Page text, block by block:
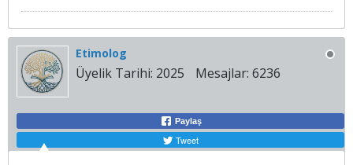
Etimolog
Üyelik Tarihi: 2025 Mesajlar: 6236
Paylaş
Tweet